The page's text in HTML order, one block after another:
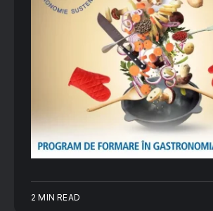
2 MIN READ